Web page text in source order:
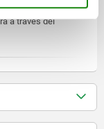
a través del